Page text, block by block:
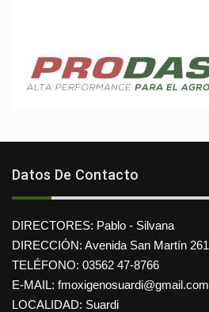
Datos De Contacto
DIRECTORES: Pablo - Silvana
DIRECCIÓN: Avenida San Martín 261
TELÉFONO: 03562 47-8766
E-MAIL: fmoxigenosuardi@gmail.com
LOCALIDAD: Suardi